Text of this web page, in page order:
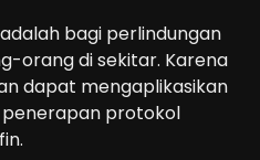
bagi perlindungan
orang di sekitar. Karena
dapat mengaplikasikan
penerapan protokol